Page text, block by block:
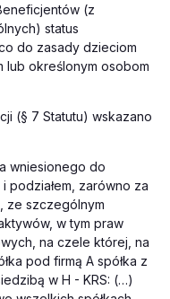
(z
status
do zasady dzieciom
lub określonym osobom
(§ 7 Statutu) wskazano
wniesionego do
podziałem, zarówno za
ze szczególnym
w tym praw
na czele której, na
pod firmą A spółka z
w H - KRS: (…)